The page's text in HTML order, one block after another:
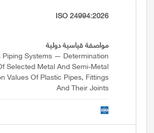
ISO 24994:2026
مواصفة قياسية دولية
Piping Systems — Determination
Selected Metal And Semi-Metal
Values Of Plastic Pipes, Fittings
And Their Joints